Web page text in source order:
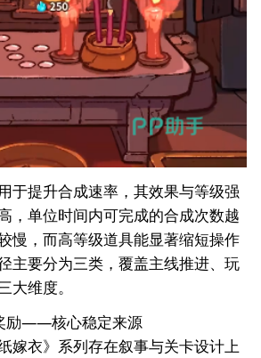
于提升合成速率，其效果与等级强
，单位时间内可完成的合成次数越
慢，而高等级道具能显著缩短操作
主要分为三类，覆盖主线推进、玩
大维度。
励——核心稳定来源
嫁衣》系列存在叙事与关卡设计上